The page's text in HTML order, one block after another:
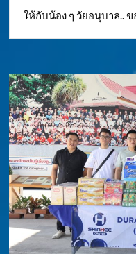
ให้กับน้อง ๆ วัยอนุบาล..